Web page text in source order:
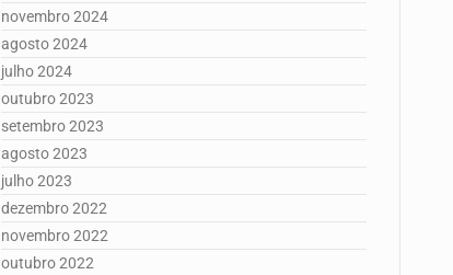
novembro 2024
agosto 2024
julho 2024
outubro 2023
setembro 2023
agosto 2023
julho 2023
dezembro 2022
novembro 2022
outubro 2022